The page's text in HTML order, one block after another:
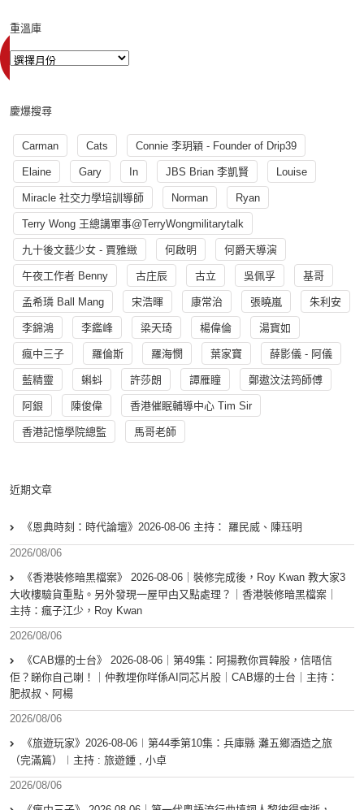
重溫庫
慶爆搜尋
Carman Cats Connie 李玥穎 - Founder of Drip39
Elaine Gary In JBS Brian 李凱賢 Louise
Miracle 社交力學培訓導師 Norman Ryan
Terry Wong 王總講軍事@TerryWongmilitarytalk
九十後文藝少女 - 賈雅緻 何啟明 何爵天導演
午夜工作者 Benny 古庄辰 古立 吳佩孚 基哥
孟希璘 Ball Mang 宋浩暉 康常治 張曉嵐 朱利安
李錦鴻 李鑑峰 梁天琦 楊偉倫 湯寳如
瘋中三子 羅倫斯 羅海憫 葉家寶 薛影儀 - 阿儀
藍精靈 蝌蚪 許莎朗 譚雁瞳 鄭遨汶法筠師傅
阿銀 陳俊偉 香港催眠輔導中心 Tim Sir
香港記憶學院總監 馬哥老師
近期文章
《恩典時刻：時代論壇》2026-08-06 主持： 羅民威、陳珏明
2026/08/06
《香港裝修暗黑檔案》 2026-08-06｜裝修完成後，Roy Kwan 教大家3
大收樓驗貨重點。另外發現一屋曱甴又點處理？｜香港裝修暗黑檔案｜
主持：瘋子江少，Roy Kwan
2026/08/06
《CAB爆的士台》 2026-08-06｜第49集：阿揚教你買韓股，信唔信
佢？睇你自己喇！｜仲教埋你咩係AI同芯片股｜CAB爆的士台｜主持：
肥叔叔、阿楊
2026/08/06
《旅遊玩家》2026-08-06︱第44季第10集：兵庫縣 灘五鄉酒造之旅
（完滿篇）︱主持 : 旅遊鍾 , 小卓
2026/08/06